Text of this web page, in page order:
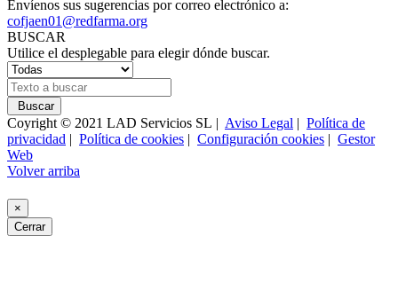
Envíenos sus sugerencias por correo electrónico a:
cofjaen01@redfarma.org
BUSCAR
Utilice el desplegable para elegir dónde buscar.
Buscar
Coyright © 2021 LAD Servicios SL | Aviso Legal | Política de
privacidad | Política de cookies | Configuración cookies | Gestor
Web
Volver arriba
×
Cerrar